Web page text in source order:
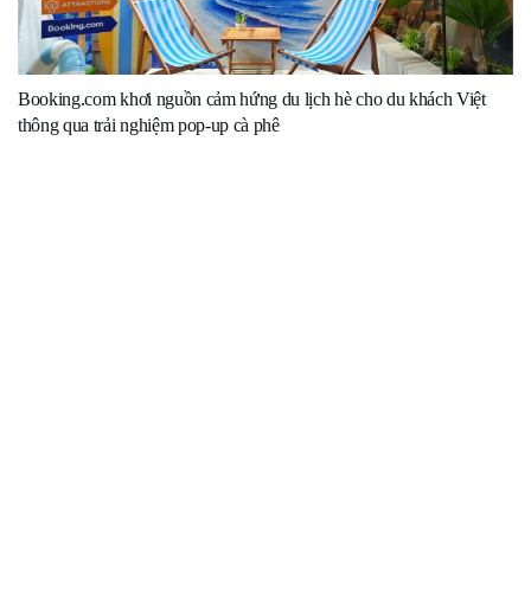
Booking.com khơi nguồn cảm hứng du lịch hè cho du khách Việt
thông qua trải nghiệm pop-up cà phê